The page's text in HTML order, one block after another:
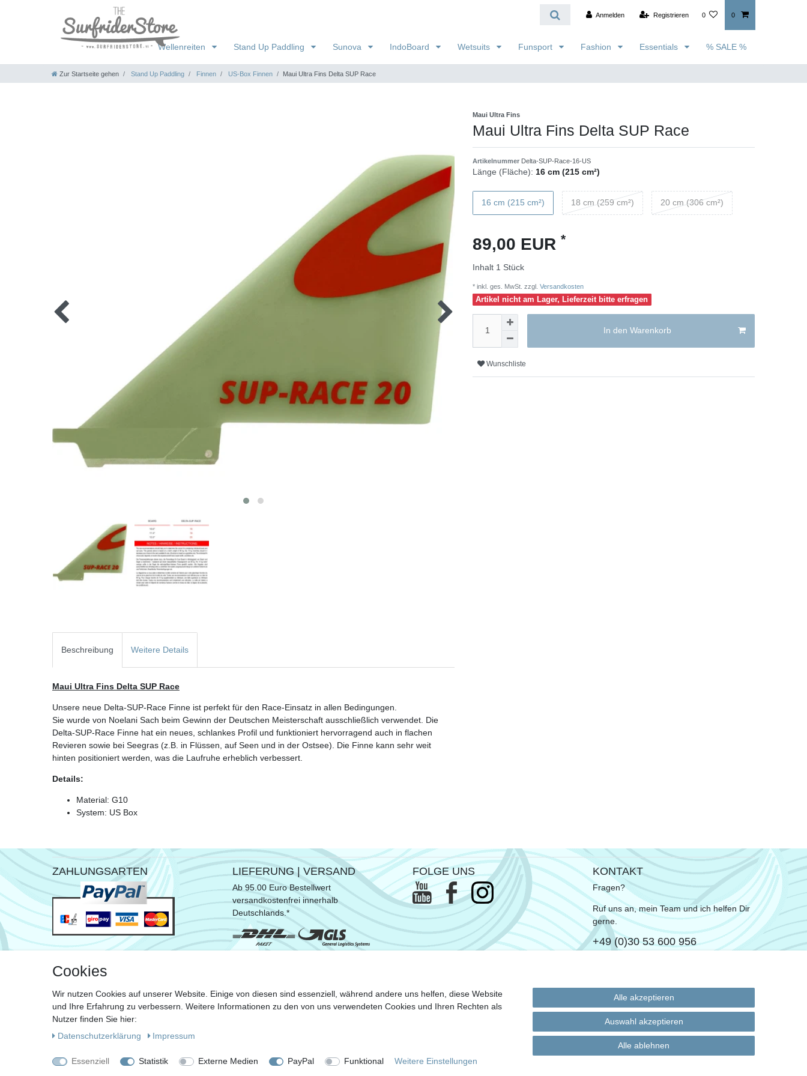
Anmelden Registrieren 0 0
Wellenreiten Stand Up Paddling Sunova IndoBoard Wetsuits Funsport Fashion Essentials % SALE %
Zur Startseite gehen Stand Up Paddling Finnen US-Box Finnen Maui Ultra Fins Delta SUP Race
Maui Ultra Fins
Maui Ultra Fins Delta SUP Race
Artikelnummer Delta-SUP-Race-16-US
Länge (Fläche): 16 cm (215 cm²)
16 cm (215 cm²) 18 cm (259 cm²) 20 cm (306 cm²)
89,00 EUR *
Inhalt 1 Stück
* inkl. ges. MwSt. zzgl. Versandkosten
Artikel nicht am Lager, Lieferzeit bitte erfragen
In den Warenkorb
Wunschliste
Beschreibung Weitere Details
Maui Ultra Fins Delta SUP Race
Unsere neue Delta-SUP-Race Finne ist perfekt für den Race-Einsatz in allen Bedingungen.
Sie wurde von Noelani Sach beim Gewinn der Deutschen Meisterschaft ausschließlich verwendet. Die
Delta-SUP-Race Finne hat ein neues, schlankes Profil und funktioniert hervorragend auch in flachen
Revieren sowie bei Seegras (z.B. in Flüssen, auf Seen und in der Ostsee). Die Finne kann sehr weit
hinten positioniert werden, was die Laufruhe erheblich verbessert.
Details:
Material: G10
System: US Box
ZAHLUNGSARTEN LIEFERUNG | VERSAND
Ab 95.00 Euro Bestellwert
versandkostenfrei innerhalb
Deutschlands.*
Zu den Versandkosten
FOLGE UNS KONTAKT
Fragen?
Ruf uns an, mein Team und ich helfen Dir
gerne.
+49 (0)30 53 600 956
Schreib uns eine E-Mail
Vertrag widerrufen
Cookies
Wir nutzen Cookies auf unserer Website. Einige von diesen sind essenziell, während andere uns helfen, diese Website
und Ihre Erfahrung zu verbessern. Weitere Informationen zu den von uns verwendeten Cookies und Ihren Rechten als
Nutzer finden Sie hier:
Daten­schutz­erklärung
Impressum
Essenziell Statistik Externe Medien PayPal Funktional Weitere Einstellungen
Alle akzeptieren
Auswahl akzeptieren
Alle ablehnen